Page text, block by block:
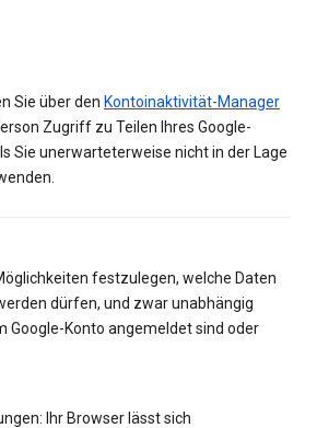
Sie über den Kontoinaktivität-Manager
Zugriff zu Teilen Ihres Google-
Sie unerwarteterweise nicht in der Lage
festzulegen, welche Daten
dürfen, und zwar unabhängig
Google-Konto angemeldet sind oder
Ihr Browser lässt sich